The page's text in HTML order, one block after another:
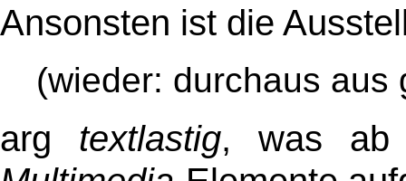
Ansonsten ist die
(wieder: durchaus aus
arg textlastig, was ab